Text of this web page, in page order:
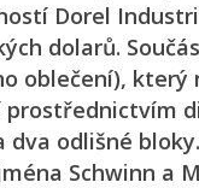
Dorel
dolarů.
oblečení), který
odlišné
Schwinn a